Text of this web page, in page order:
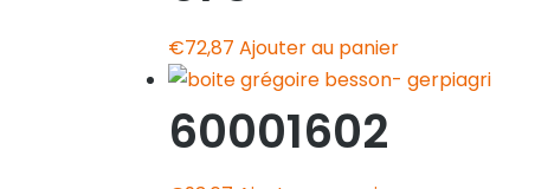
€72,87 Ajouter au panier
60001602